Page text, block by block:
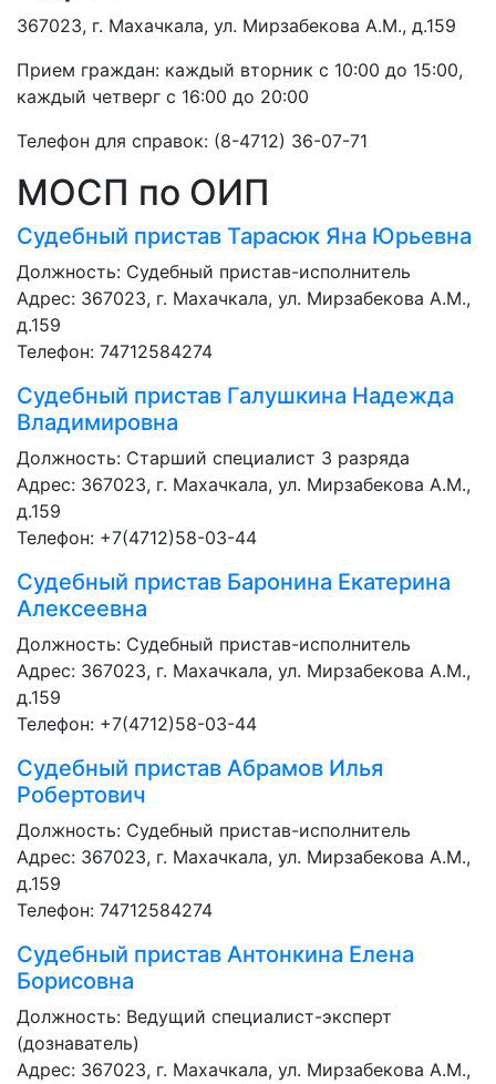
367023, г. Махачкала, ул. Мирзабекова А.М., д.159
Прием граждан: каждый вторник с 10:00 до 15:00,
каждый четверг с 16:00 до 20:00
Телефон для справок: (8-4712) 36-07-71
МОСП по ОИП
Судебный пристав Тарасюк Яна Юрьевна
Должность: Судебный пристав-исполнитель
Адрес: 367023, г. Махачкала, ул. Мирзабекова А.М.,
д.159
Телефон: 74712584274
Судебный пристав Галушкина Надежда
Владимировна
Должность: Старший специалист 3 разряда
Адрес: 367023, г. Махачкала, ул. Мирзабекова А.М.,
д.159
Телефон: +7(4712)58-03-44
Судебный пристав Баронина Екатерина
Алексеевна
Должность: Судебный пристав-исполнитель
Адрес: 367023, г. Махачкала, ул. Мирзабекова А.М.,
д.159
Телефон: +7(4712)58-03-44
Судебный пристав Абрамов Илья
Робертович
Должность: Судебный пристав-исполнитель
Адрес: 367023, г. Махачкала, ул. Мирзабекова А.М.,
д.159
Телефон: 74712584274
Судебный пристав Антонкина Елена
Борисовна
Должность: Ведущий специалист-эксперт
(дознаватель)
Адрес: 367023, г. Махачкала, ул. Мирзабекова А.М.,